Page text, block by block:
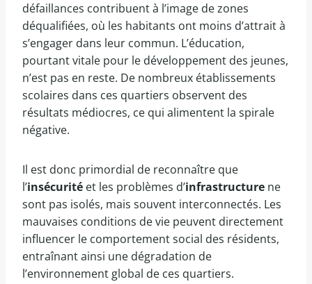
défaillances contribuent à l’image de zones
déqualifiées, où les habitants ont moins d’attrait à
s’engager dans leur commun. L’éducation,
pourtant vitale pour le développement des jeunes,
n’est pas en reste. De nombreux établissements
scolaires dans ces quartiers observent des
résultats médiocres, ce qui alimentent la spirale
négative.
Il est donc primordial de reconnaître que
l’insécurité et les problèmes d’infrastructure ne
sont pas isolés, mais souvent interconnectés. Les
mauvaises conditions de vie peuvent directement
influencer le comportement social des résidents,
entraînant ainsi une dégradation de
l’environnement global de ces quartiers.